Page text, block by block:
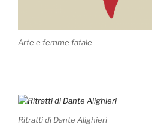
Arte e femme fatale
Ritratti di Dante Alighieri